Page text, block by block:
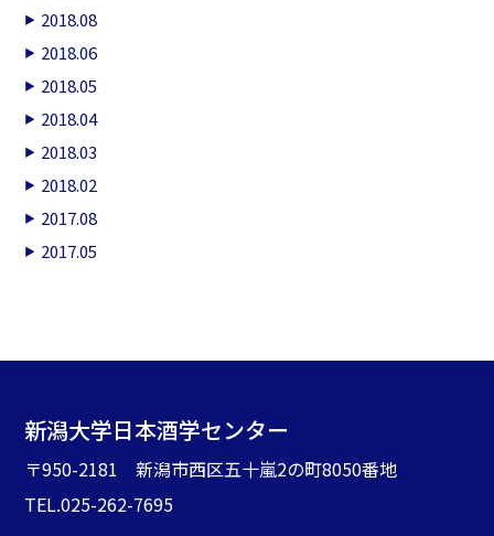
2018.08
2018.06
2018.05
2018.04
2018.03
2018.02
2017.08
2017.05
新潟大学日本酒学センター
〒950-2181 新潟市西区五十嵐2の町8050番地
TEL.025-262-7695